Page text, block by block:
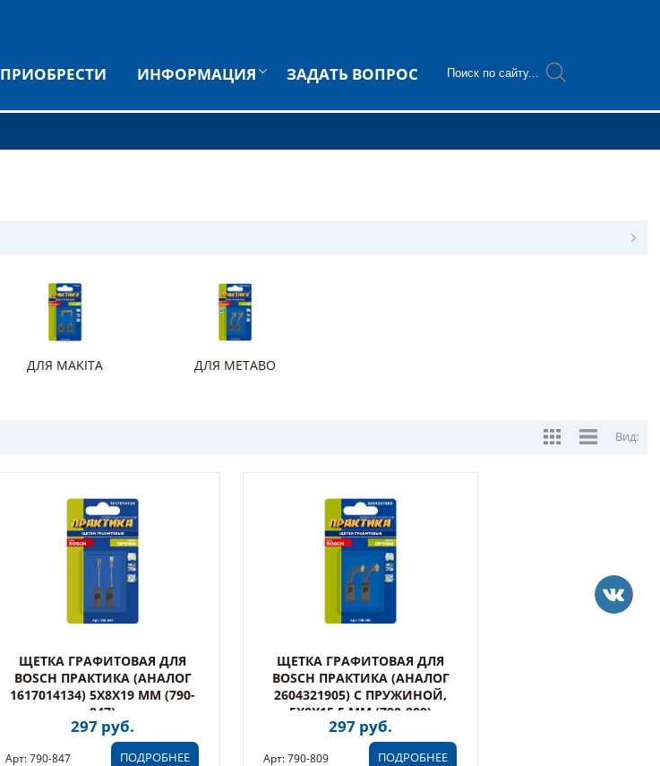
ПРИОБРЕСТИ ИНФОРМАЦИЯ ЗАДАТЬ ВОПРОС
ДЛЯ MAKITA ДЛЯ METABO
Вид:
ЩЕТКА ГРАФИТОВАЯ ДЛЯ
BOSCH ПРАКТИКА (АНАЛОГ
1617014134) 5X8X19 ММ (790-
847)
297 руб.
ПОДРОБНЕЕ
Арт: 790-847
ЩЕТКА ГРАФИТОВАЯ ДЛЯ
BOSCH ПРАКТИКА (АНАЛОГ
2604321905) С ПРУЖИНОЙ,
5X8X15,5 ММ (790-809)
297 руб.
ПОДРОБНЕЕ
Арт: 790-809